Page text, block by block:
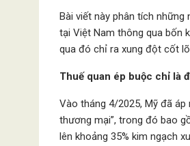
Bài viết này phân tích
tại Việt Nam thông qua bốn
qua đó chỉ ra xung đột cốt
Thuế quan ép buộc chỉ là
Vào tháng 4/2025, Mỹ đã
thương mại”, trong đó bao
lên khoảng 35% kim ngạch